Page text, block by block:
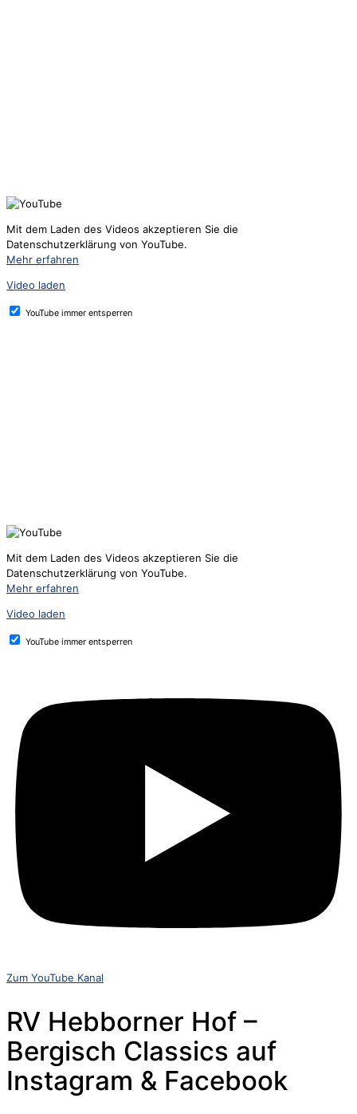
Mit dem Laden des Videos akzeptieren Sie die
Datenschutzerklärung von YouTube.
Mehr erfahren
Video laden
YouTube immer entsperren
Mit dem Laden des Videos akzeptieren Sie die
Datenschutzerklärung von YouTube.
Mehr erfahren
Video laden
YouTube immer entsperren
Zum YouTube Kanal
RV Hebborner Hof –
Bergisch Classics auf
Instagram & Facebook